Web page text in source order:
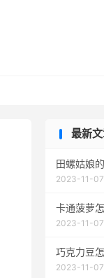
最新
田螺姑娘
2023-11-07
卡通菠萝
2023-11-07
巧克力豆
2023-11-07